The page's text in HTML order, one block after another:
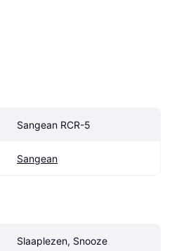
Sangean RCR-5
Sangean
Slaaplezen, Snooze